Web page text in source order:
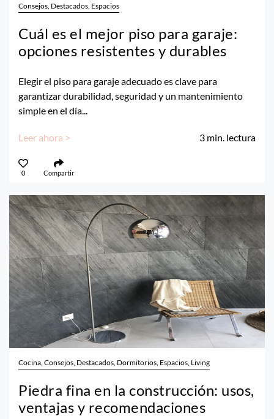
Consejos, Destacados, Espacios
Cuál es el mejor piso para garaje:
opciones resistentes y durables
Elegir el piso para garaje adecuado es clave para
garantizar durabilidad, seguridad y un mantenimiento
simple en el día...
Leer ahora > 3 min. lectura
0 Compartir
Cocina, Consejos, Destacados, Dormitorios, Espacios, Living
Piedra fina en la construcción: usos,
ventajas y recomendaciones